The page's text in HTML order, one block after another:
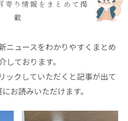
寄り情報をまとめて掲
載
ニュースをわかりやすくまとめ
しております。
ックしていただくと記事が出て
お読みいただけます。